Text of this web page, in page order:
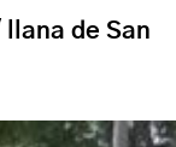
de San